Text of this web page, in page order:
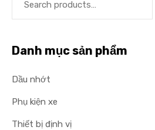
Danh mục sản phẩm
Dầu nhớt
Phụ kiện xe
Thiết bị định vị